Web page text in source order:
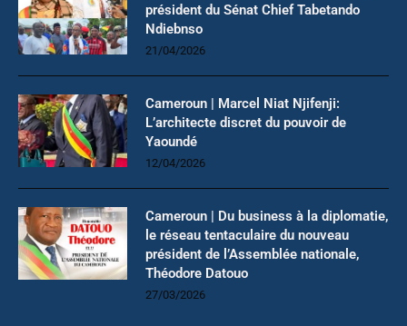
président du Sénat Chief Tabetando
Ndiebnso
21/04/2026
Cameroun | Marcel Niat Njifenji:
L’architecte discret du pouvoir de
Yaoundé
12/04/2026
Cameroun | Du business à la diplomatie,
le réseau tentaculaire du nouveau
président de l’Assemblée nationale,
Théodore Datouo
27/03/2026